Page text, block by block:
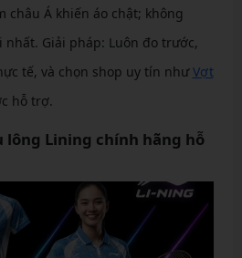
châu Á khiến áo chật; không
Giải pháp: Luôn đo trước,
tế, và chọn shop uy tín nhưVợt
hỗ trợ.
lông Lining chính hãng hỗ